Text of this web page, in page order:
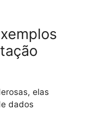
elas
dados